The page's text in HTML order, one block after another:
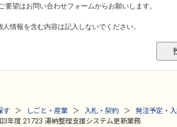
す しごと・産業 入札・契約 発注予定・
3年度 21723 滞納整理支援システム更新業務